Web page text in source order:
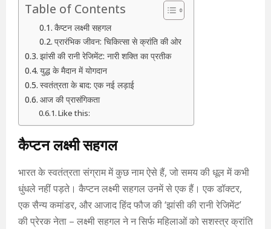
Table of Contents
कैप्टन लक्ष्मी सहगल
प्रारंभिक जीवन: चिकित्सा से क्रांति की ओर
झांसी की रानी रेजिमेंट: नारी शक्ति का प्रतीक
युद्ध के मैदान में योगदान
स्वतंत्रता के बाद: एक नई लड़ाई
आज की प्रासंगिकता
Like this:
कैप्टन लक्ष्मी सहगल
भारत के स्वतंत्रता संग्राम में कुछ नाम ऐसे हैं, जो समय की धूल में कभी
धुंधले नहीं पड़ते। कैप्टन लक्ष्मी सहगल उनमें से एक हैं। एक डॉक्टर,
एक सैन्य कमांडर, और आजाद हिंद फौज की ‘झांसी की रानी रेजिमेंट’
की प्रेरक नेता – लक्ष्मी सहगल ने न सिर्फ महिलाओं को सशस्त्र क्रांति